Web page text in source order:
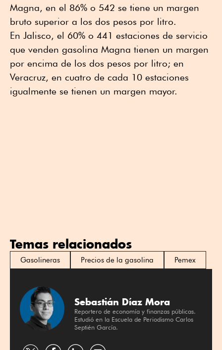
Magna, en el 86% o 542 se tiene un margen
bruto superior a los dos pesos por litro.
En Jalisco, el 60% o 441 estaciones de servicio
que venden gasolina Magna tienen un margen
por encima de los dos pesos por litro; en
Veracruz, en cuatro de cada 10 estaciones
igualmente se tienen un margen mayor.
Temas relacionados
Gasolineras Precios de la gasolina Pemex
Sebastián Díaz Mora
Reportero de economía y finanzas públicas.
Estudió en la Escuela de Periodismo Carlos
Septién García.